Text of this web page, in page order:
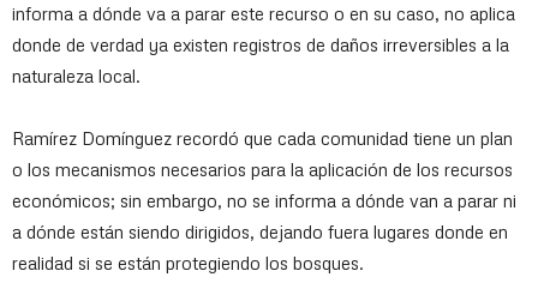
informa a dónde va a parar este recurso o en su caso, no aplica
donde de verdad ya existen registros de daños irreversibles a la
naturaleza local.
Ramírez Domínguez recordó que cada comunidad tiene un plan
o los mecanismos necesarios para la aplicación de los recursos
económicos; sin embargo, no se informa a dónde van a parar ni
a dónde están siendo dirigidos, dejando fuera lugares donde en
realidad si se están protegiendo los bosques.